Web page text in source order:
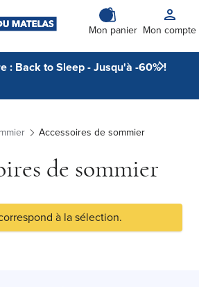
Mon panier Mon compte
: Back to Sleep - Jusqu'à -60% !
Accessoires de sommier
de sommier
à la sélection.